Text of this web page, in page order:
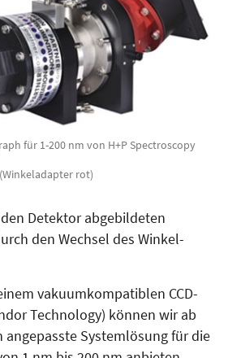
für 1-200 nm von H+P Spectroscopy
(Winkeladapter rot)
Detektor abgebildeten
den Wechsel des Win­kel­
vakuumkompatiblen CCD-
Technology) können wir ab
ange­passte Sys­temlösung für die